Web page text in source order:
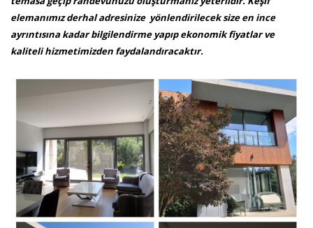
elemanımız derhal adresinize yönlendirilecek size en ince
ayrıntısına kadar bilgilendirme yapıp ekonomik fiyatlar ve
kaliteli hizmetimizden faydalandıracaktır.